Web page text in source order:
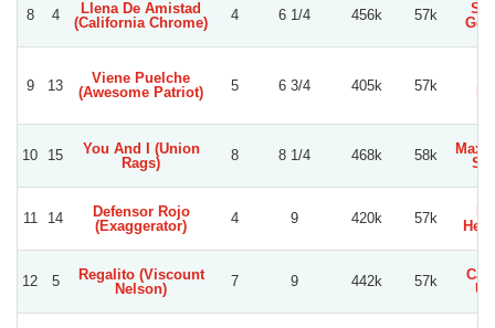
8 4
Llena De Amistad
(California Chrome)
4 6 1/4 456k 57k
9 13
Viene Puelche
(Awesome Patriot)
5 6 3/4 405k 57k
10 15
You And I (Union
Rags)
8 8 1/4 468k 58k
11 14
Defensor Rojo
(Exaggerator)
4 9 420k 57k
12 5
Regalito (Viscount
Nelson)
7 9 442k 57k